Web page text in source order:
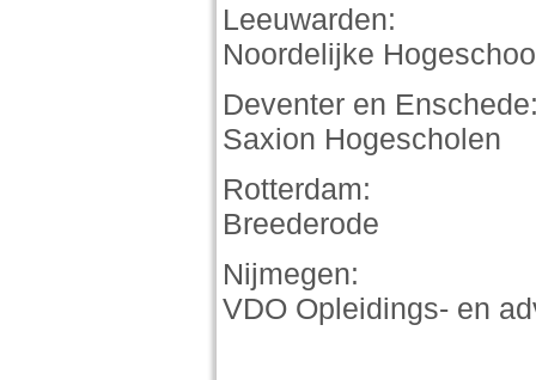
Leeuwarden:
Noordelijke
Deventer en
Saxion Hogescholen
Rotterdam:
Breederode
Nijmegen:
VDO Opleidings- en